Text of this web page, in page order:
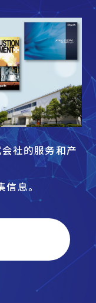
社的服务和产
息。